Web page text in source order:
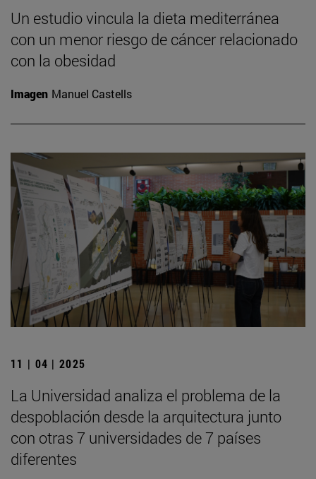
Un estudio vincula la dieta mediterránea
con un menor riesgo de cáncer relacionado
con la obesidad
Imagen Manuel Castells
11 | 04 | 2025
La Universidad analiza el problema de la
despoblación desde la arquitectura junto
con otras 7 universidades de 7 países
diferentes